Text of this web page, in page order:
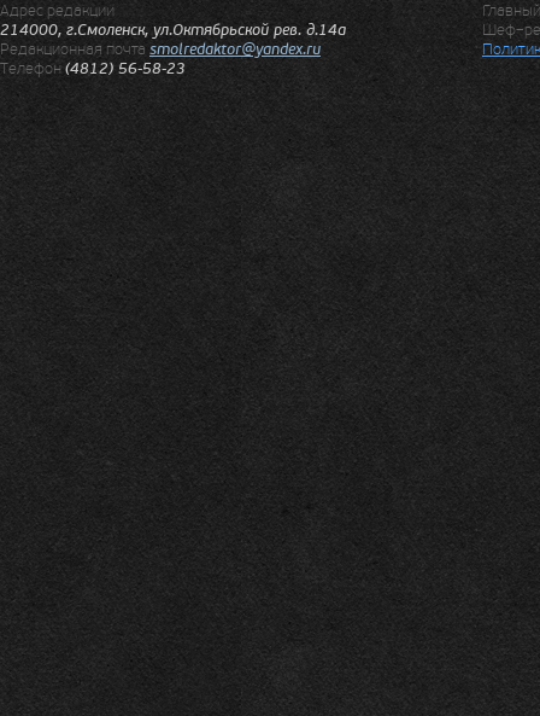
Адрес редакции
214000, г.Смоленск, ул.Октябрьской рев. д.14а
Редакционная почта smolredaktor@yandex.ru
Телефон (4812) 56-58-23